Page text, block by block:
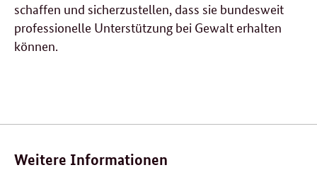
schaffen und sicherzustellen, dass sie bundesweit
professionelle Unterstützung bei Gewalt erhalten
können.
Weitere Informationen